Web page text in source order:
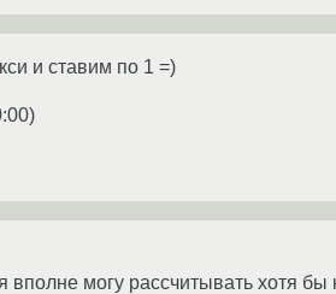
и ставим по 1 =)
)
могу рассчитывать хотя бы